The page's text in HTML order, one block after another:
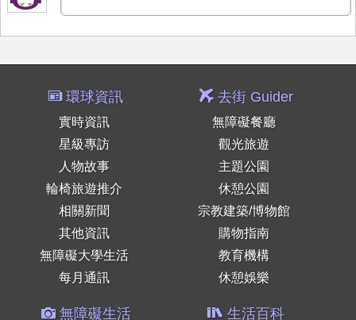
環球資訊
實時資訊
星級專訪
人物故事
輪椅旅遊推介
相關新聞
其他資訊
無障礙大學生活
每月通訊
去街 Guider
無障礙餐廳
觀光旅遊
主題公園
休憩公園
宗教建築/博物館
購物指南
教育機構
休憩娛樂
無障礙生活 生活百科